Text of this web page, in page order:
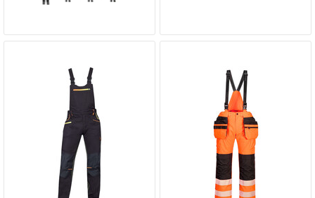
Výhodné aj pre firmy, tímy a väčšie objednávky
Vyberte si kvalitu, na ktorú sa môžete spoľahnúť každý deň. 💼👷‍♂️